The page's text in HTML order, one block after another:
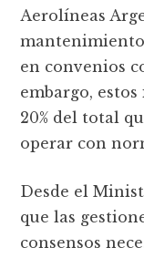
Aerolíneas
en convenios
embargo,
20% del total
operar con
Desde el
que las
consensos